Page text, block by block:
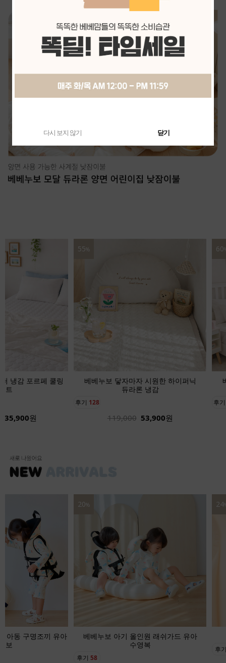
시원한 하이퍼닉
냉감
53,900원
60%
베베누보 닿자마자 시원한 하이퍼닉
듀라론 냉감
후기 136
189,000 75,900원
39
후
원 래쉬가드 유아
복
24%
베베누보 아기 수영모자 버킷햇
16
다시 보지 않기 닫기